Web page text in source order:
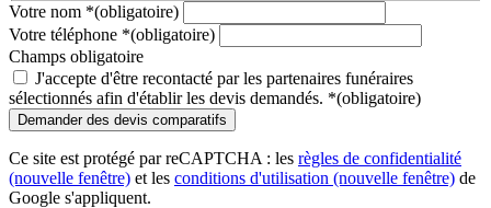
Votre nom *(obligatoire)
Votre téléphone *(obligatoire)
Champs obligatoire
J'accepte d'être recontacté par les partenaires funéraires
sélectionnés afin d'établir les devis demandés. *(obligatoire)
Ce site est protégé par reCAPTCHA : les règles de confidentialité
(nouvelle fenêtre) et les conditions d'utilisation (nouvelle fenêtre) de
Google s'appliquent.